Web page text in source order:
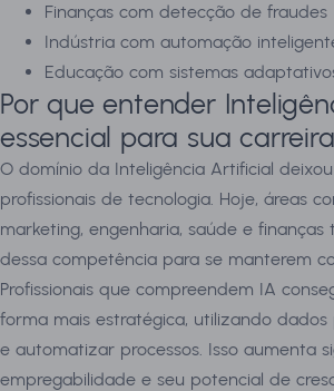
Finanças com detecção de fraudes
Indústria com automação
Educação com sistemas
Por que entender
essencial para sua
O domínio da Inteligência Artificial
profissionais de tecnologia. Hoje, áreas
marketing, engenharia, saúde e
dessa competência para se manterem
Profissionais que compreendem IA
forma mais estratégica, utilizando
e automatizar processos. Isso aumenta
empregabilidade e seu potencial de